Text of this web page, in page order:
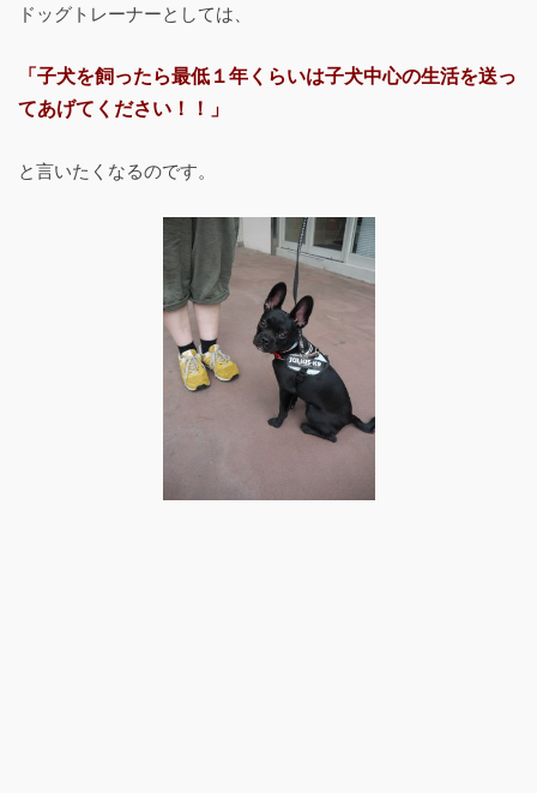
ドッグトレーナーとしては、
「子犬を飼ったら最低１年くらいは子犬中心の生活を送っ
てあげてください！！」
と言いたくなるのです。